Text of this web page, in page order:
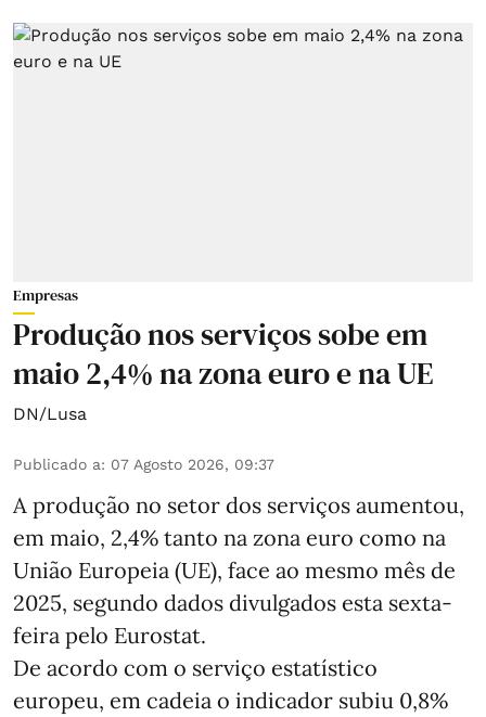
Empresas
Produção nos serviços sobe em
maio 2,4% na zona euro e na UE
DN/Lusa
Publicado a: 07 Agosto 2026, 09:37
A produção no setor dos serviços aumentou,
em maio, 2,4% tanto na zona euro como na
União Europeia (UE), face ao mesmo mês de
2025, segundo dados divulgados esta sexta-
feira pelo Eurostat.
De acordo com o serviço estatístico
europeu, em cadeia o indicador subiu 0,8%